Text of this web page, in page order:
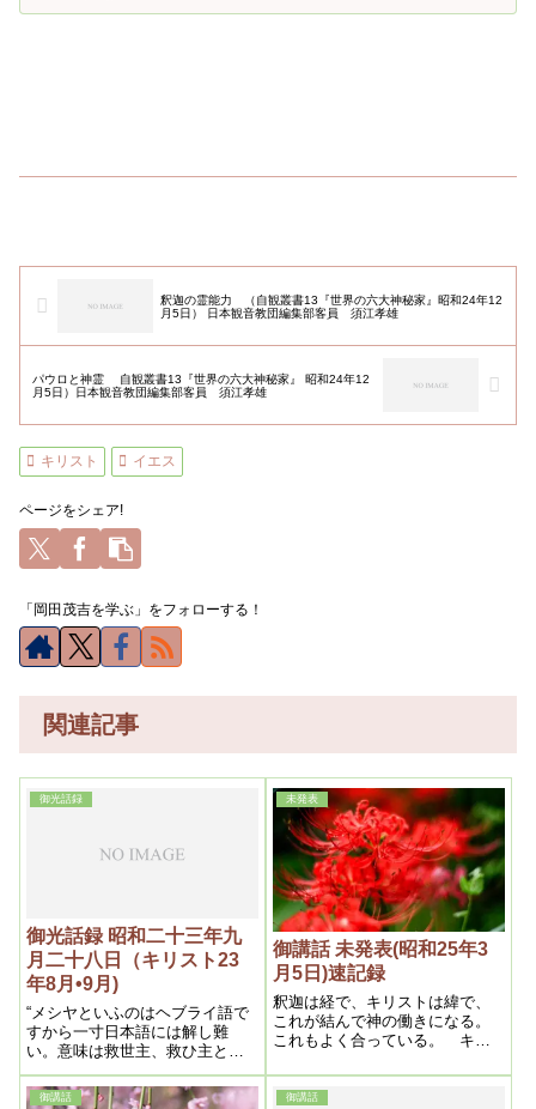
釈迦の霊能力 （自観叢書13『世界の六大神秘家』昭和24年12
月5日） 日本観音教団編集部客員 須江孝雄
パウロと神霊 自観叢書13『世界の六大神秘家』 昭和24年12
月5日）日本観音教団編集部客員 須江孝雄
キリスト イエス
ページをシェア!
「岡田茂吉を学ぶ」をフォローする！
関連記事
御光話録
御光話録 昭和二十三年九
月二十八日（キリスト23
年8月•9月)
“メシヤといふのはヘブライ語で
すから一寸日本語には解し難
い。意味は救世主、救ひ主とい
ふ事です。
未発表
御講話 未発表(昭和25年3
月5日)速記録
釈迦は経で、キリストは緯で、
これが結んで神の働きになる。
これもよく合っている。 キリ
は経であって、緯の働きはな
い。メシヤは、最後の審判のと
御講話 御講話